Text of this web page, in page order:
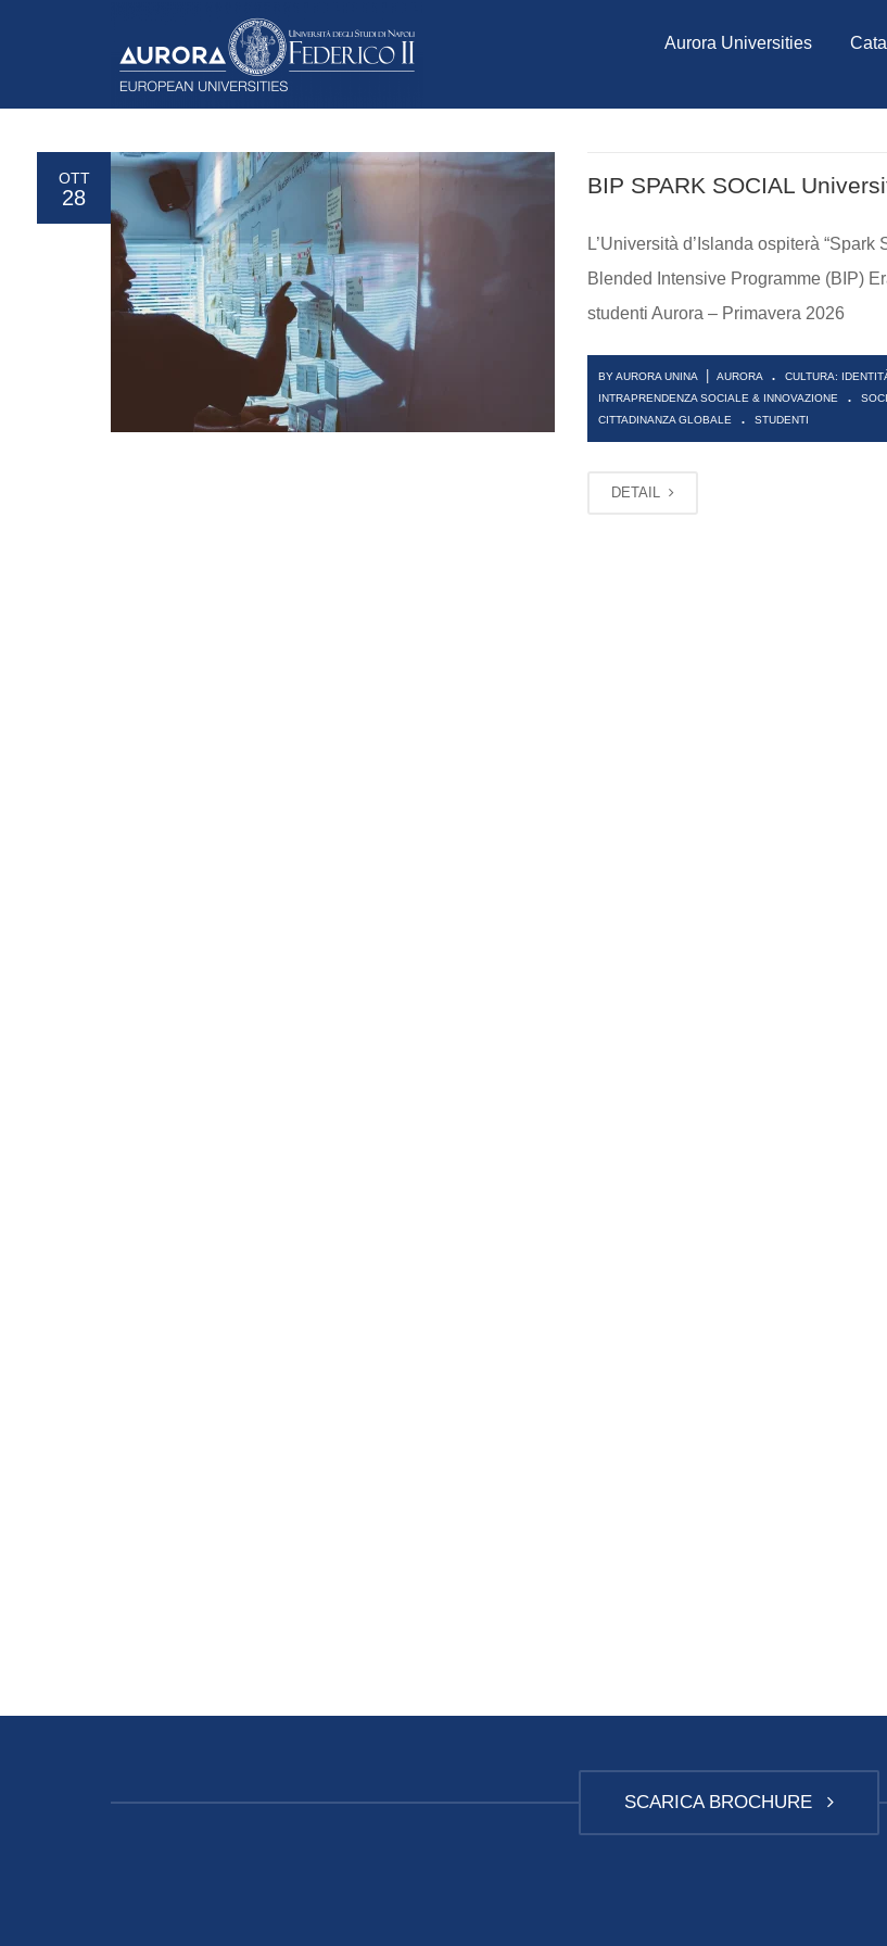
Aurora Universities
OTT
28 BIP SPARK SOCIAL
L’Università d’Islanda ospiterà “Spark
Blended Intensive Programme (BIP)
studenti Aurora – Primavera 2026
BY AURORA UNINA AURORA . CULTURA:
INTRAPRENDENZA SOCIALE & INNOVAZIONE .
CITTADINANZA GLOBALE
. STUDENTI
DETAIL
SCARICA BROCHURE